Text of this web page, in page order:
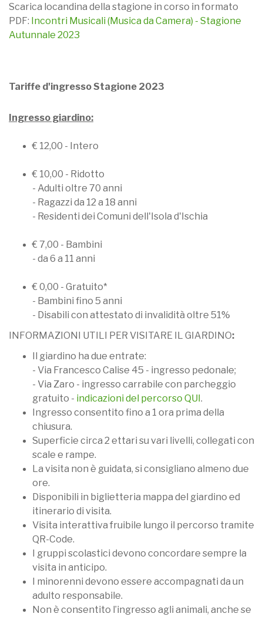
Scarica locandina della stagione in corso in formato
PDF: Incontri Musicali (Musica da Camera) - Stagione
Autunnale 2023
Tariffe d'ingresso Stagione 2023
Ingresso giardino:
€ 12,00 - Intero
€ 10,00 - Ridotto
- Adulti oltre 70 anni
- Ragazzi da 12 a 18 anni
- Residenti dei Comuni dell'Isola d'Ischia
€ 7,00 - Bambini
- da 6 a 11 anni
€ 0,00 - Gratuito*
- Bambini fino 5 anni
- Disabili con attestato di invalidità oltre 51%
INFORMAZIONI UTILI PER VISITARE IL GIARDINO:
Il giardino ha due entrate:
- Via Francesco Calise 45 - ingresso pedonale;
- Via Zaro - ingresso carrabile con parcheggio
gratuito - indicazioni del percorso QUI.
Ingresso consentito fino a 1 ora prima della
chiusura.
Superficie circa 2 ettari su vari livelli, collegati con
scale e rampe.
La visita non è guidata, si consigliano almeno due
ore.
Disponibili in biglietteria mappa del giardino ed
itinerario di visita.
Visita interattiva fruibile lungo il percorso tramite
QR-Code.
I gruppi scolastici devono concordare sempre la
visita in anticipo.
I minorenni devono essere accompagnati da un
adulto responsabile.
Non è consentito l’ingresso agli animali, anche se